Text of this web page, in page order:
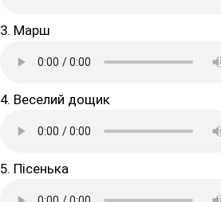
3. Марш
4. Веселий дощик
5. Пісенька